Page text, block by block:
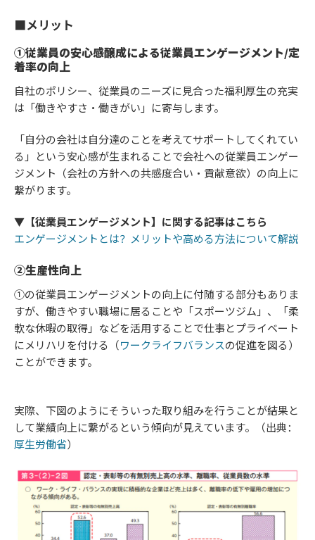
■メリット
①従業員の安心感醸成による従業員エンゲージメント/定
着率の向上
自社のポリシー、従業員のニーズに見合った福利厚生の充実
は「働きやすさ・働きがい」に寄与します。
「自分の会社は自分達のことを考えてサポートしてくれてい
る」という安心感が生まれることで会社への従業員エンゲー
ジメント（会社の方針への共感度合い・貢献意欲）の向上に
繋がります。
▼【従業員エンゲージメント】に関する記事はこちら
エンゲージメントとは？メリットや高める方法について解説
②生産性向上
①の従業員エンゲージメントの向上に付随する部分もありま
すが、働きやすい職場に居ることや「スポーツジム」、「柔
軟な休暇の取得」などを活用することで仕事とプライベート
にメリハリを付ける（ワークライフバランスの促進を図る）
ことができます。
実際、下図のようにそういった取り組みを行うことが結果と
して業績向上に繋がるという傾向が見えています。（出典：
厚生労働省）